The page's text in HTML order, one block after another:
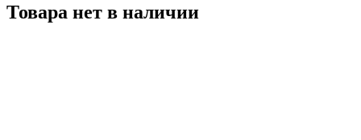
Товара нет в наличии